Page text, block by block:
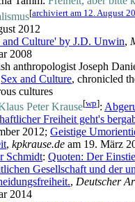
[archiviert am 12. August
2012
and Culture' by J.D. Unwin,
2008
anthropologist Joseph
Sex and Culture, chronicled
cultures
Peter Krause[wp]:
Freiheit geht's
2012; Geistige
, kpkrause.de am 19. März
Schmidt: Quoten: Der
Gesellschaft und der
, Deutscher
2014